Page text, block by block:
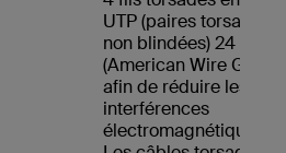
UTP (paires torsadées
non blindées) 24 AWG
(American Wire Gauge)
afin de réduire les
interférences
électromagnétiques.